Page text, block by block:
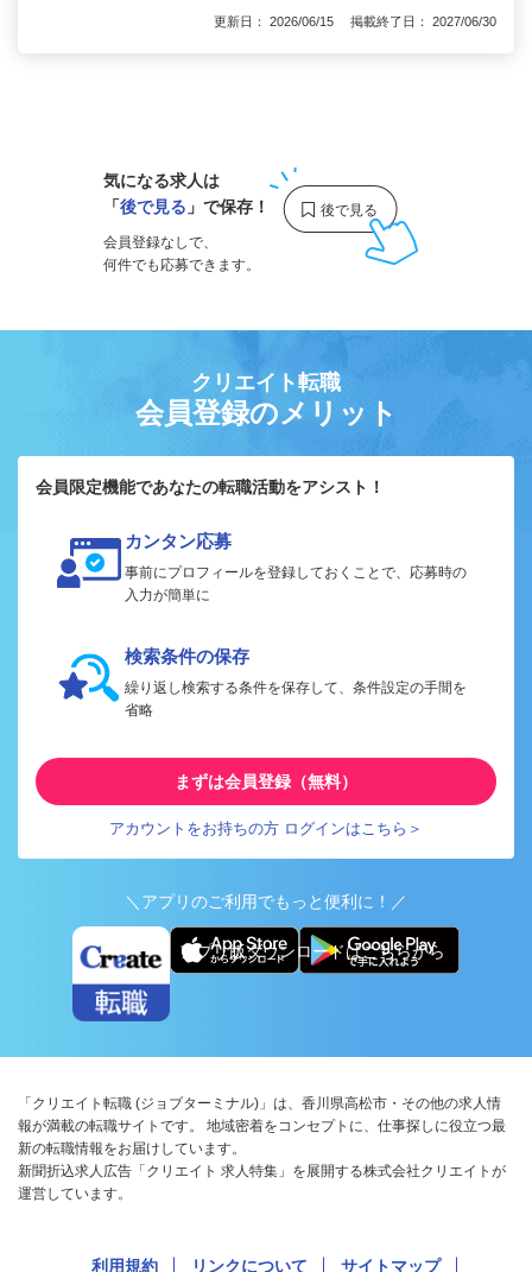
更新日： 2026/06/15 掲載終了日： 2027/06/30
気になる求人は
「後で見る 」で保存！
会員登録なしで、
何件でも応募できます。
クリエイト転職
会員登録のメリット
会員限定機能であなたの転職活動をアシスト！
カンタン応募
事前にプロフィールを登録しておくことで、応募時の
入力が簡単に
検索条件の保存
繰り返し検索する条件を保存して、条件設定の手間を
省略
まずは会員登録（無料）
アカウントをお持ちの方 ログインはこちら＞
＼アプリのご利用でもっと便利に！／
アプリ版ダウンロードはこちらから
「クリエイト転職 (ジョブターミナル)」は、香川県高松市・その他の求人情
報が満載の転職サイトです。 地域密着をコンセプトに、仕事探しに役立つ最
新の転職情報をお届けしています。
新聞折込求人広告「クリエイト 求人特集」を展開する株式会社クリエイトが
運営しています。
利用規約 リンクについて サイトマップ